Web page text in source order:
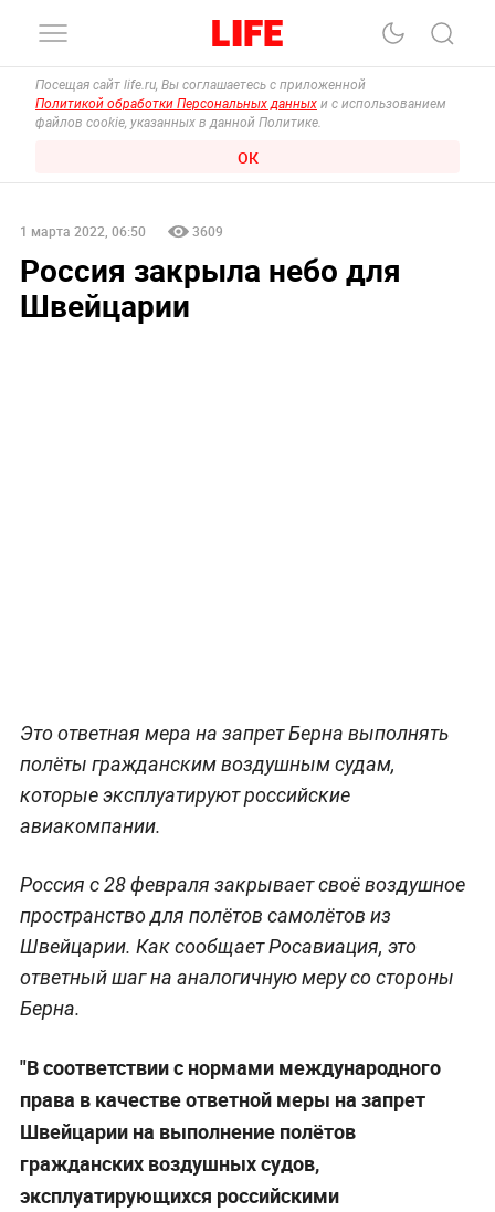
Посещая сайт life.ru, Вы соглашаетесь с приложенной
Политикой обработки Персональных данных и с использованием
файлов cookie, указанных в данной Политике.
ОК
1 марта 2022, 06:50 3609
Россия закрыла небо для
Швейцарии
Это ответная мера на запрет Берна выполнять
полёты гражданским воздушным судам,
которые эксплуатируют российские
авиакомпании.
Россия с 28 февраля закрывает своё воздушное
пространство для полётов самолётов из
Швейцарии. Как сообщает Росавиация, это
ответный шаг на аналогичную меру со стороны
Берна.
"В соответствии с нормами международного
права в качестве ответной меры на запрет
Швейцарии на выполнение полётов
гражданских воздушных судов,
эксплуатирующихся российскими